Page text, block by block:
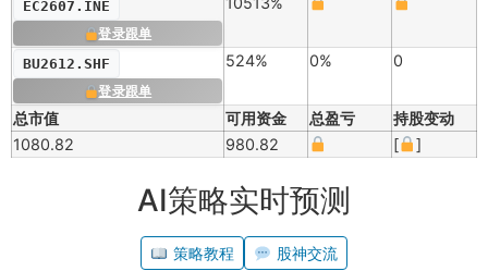
EC2607.INE
登录跟单
BU2612.SHF
登录跟单
524% 0% 0
总市值 可用资金 总盈亏
持股变动
1080.82
980.82 [ ]
AI策略实时预测
策略教程
股神交流